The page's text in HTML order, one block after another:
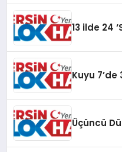
13 ilde 24
Kuyu
Üçüncü